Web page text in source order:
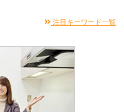
注目キーワード一覧